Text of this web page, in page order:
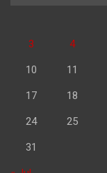
3 4
10 11
17 18
24 25
31